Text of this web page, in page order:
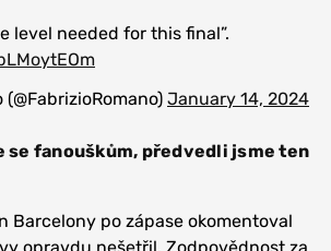
level needed for this final”.
January 14, 2024
se fanouškům, předvedli jsme ten
Barcelony po zápase okomentoval